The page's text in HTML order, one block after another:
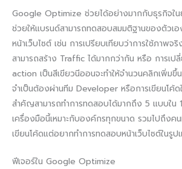
Google Optimize ช่วยได้อย่างมากกับธุรกิจใ
ช่วยให้แบรนด์สามารถทดสอบสมมติฐานของตัวเอ
หน้าเว็บไซต์ เช่น การเปรียบเทียบว่าการใช้ภาพ
สามารถสร้าง Traffic ได้มากกว่ากัน หรือ การเ
action เป็นสีเขียวนีออนจะทำให้จำนวนคลิกเพิ่มขึ้
จำเป็นต้องผ่านทีม Developer หรือการเขียนโค้
สำคัญสามารถทำการทดสอบได้มากถึง 5 แบบใน
เครื่องมือนี้เหมาะกับองค์กรทุกขนาด รวมไปถึงค
เขียนโค้ดแต่อยากทำการทดสอบหน้าเว็บไซต์ในรู
ฟีเจอร์ใน Google Optimize